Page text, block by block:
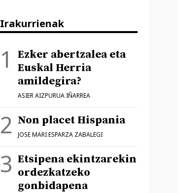
Irakurrienak
Ezker abertzalea eta
Euskal Herria
amildegira?
ASIER AIZPURUA IÑARREA
Non placet Hispania
JOSE MARI ESPARZA ZABALEGI
Etsipena ekintzarekin
ordezkatzeko
gonbidapena